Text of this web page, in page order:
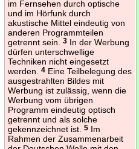
im Fernsehen durch optische
und im Hörfunk durch
akustische Mittel eindeutig von
anderen Programmteilen
getrennt sein.
3In der Werbung
dürfen unterschwellige
Techniken nicht eingesetzt
werden.
4Eine Teilbelegung des
ausgestrahlten Bildes mit
Werbung ist zulässig, wenn die
Werbung vom übrigen
Programm eindeutig optisch
getrennt und als solche
gekennzeichnet ist.
5Im
Rahmen der Zusammenarbeit